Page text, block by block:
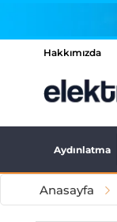
Hakkımızda
Aydınlatma
Anasayfa